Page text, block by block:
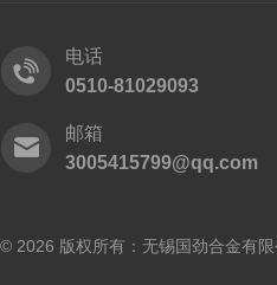
电话
0510-81029093
邮箱
3005415799@qq.com
© 2026 版权所有：无锡国劲合金有